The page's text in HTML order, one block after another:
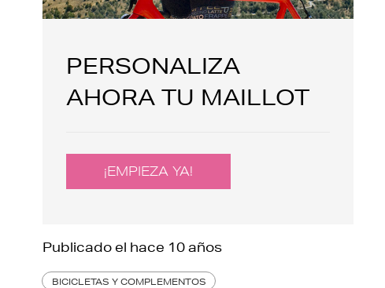
PERSONALIZA
AHORA TU MAILLOT
¡EMPIEZA YA!
Publicado el hace 10 años
BICICLETAS Y COMPLEMENTOS